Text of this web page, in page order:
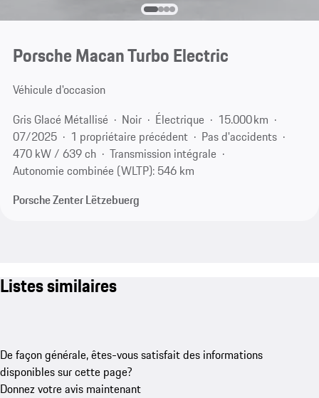
Porsche Macan Turbo Electric
Véhicule d'occasion
Gris Glacé Métallisé
Noir Électrique
15.000 km
07/2025
1 propriétaire précédent
Pas d'accidents
470 kW / 639 ch
Transmission intégrale
Autonomie combinée (WLTP): 546 km
Porsche Zenter Lëtzebuerg
Listes similaires
De façon générale, êtes-vous satisfait des informations
disponibles sur cette page?
Donnez votre avis maintenant